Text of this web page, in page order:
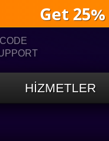
Get
HIZMETLER